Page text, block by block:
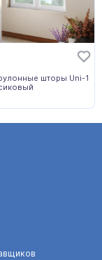
шторы Uni-1